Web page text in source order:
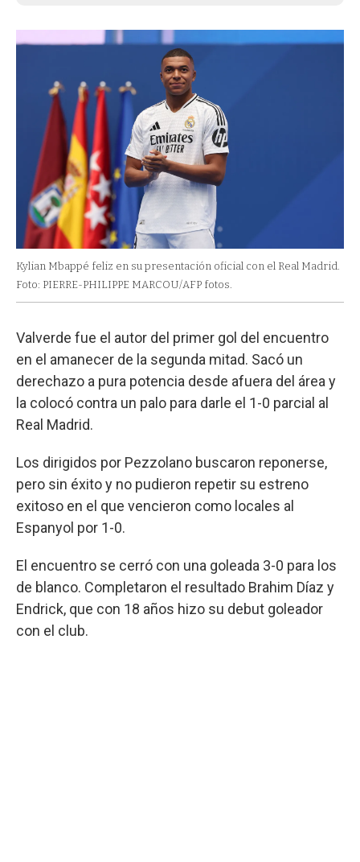
Kylian Mbappé feliz en su presentación oficial con el Real Madrid.
Foto: PIERRE-PHILIPPE MARCOU/AFP fotos.
Valverde fue el autor del primer gol del encuentro
en el amanecer de la segunda mitad. Sacó un
derechazo a pura potencia desde afuera del área y
la colocó contra un palo para darle el 1-0 parcial al
Real Madrid.
Los dirigidos por Pezzolano buscaron reponerse,
pero sin éxito y no pudieron repetir su estreno
exitoso en el que vencieron como locales al
Espanyol por 1-0.
El encuentro se cerró con una goleada 3-0 para los
de blanco. Completaron el resultado Brahim Díaz y
Endrick, que con 18 años hizo su debut goleador
con el club.